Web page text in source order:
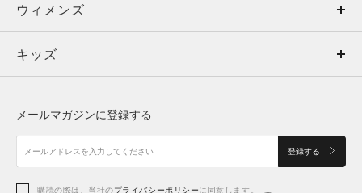
ウィメンズ
キッズ
アクセサリー
トップス
ボトムス
アクセサリー
ウィメンズ
トップス
シューズ
キッズ
シューズ
メールマガジンに登録する
登録する
購読の際は、当社のプライバシーポリシーに同意します。